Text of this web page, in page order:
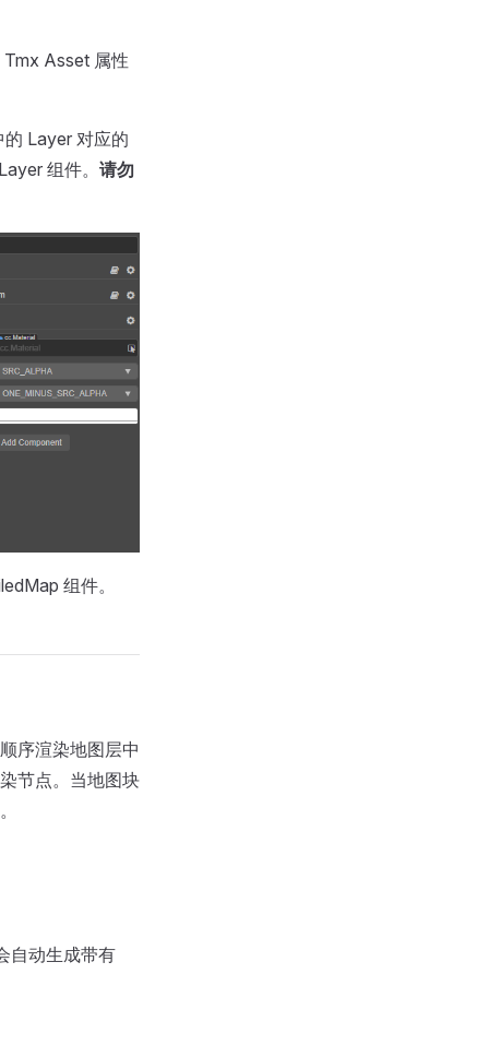
Asset 属性
Layer 对应的
组件。 请勿
组件。
序渲染地图层中
节点。当地图块
自动生成带有